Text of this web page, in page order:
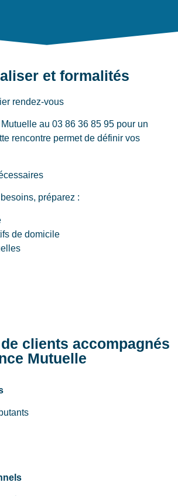
et formalités
rendez-vous
au 03 86 36 85 95 pour un
rencontre permet de définir vos
préparez :
de domicile
clients accompagnés
Mutuelle